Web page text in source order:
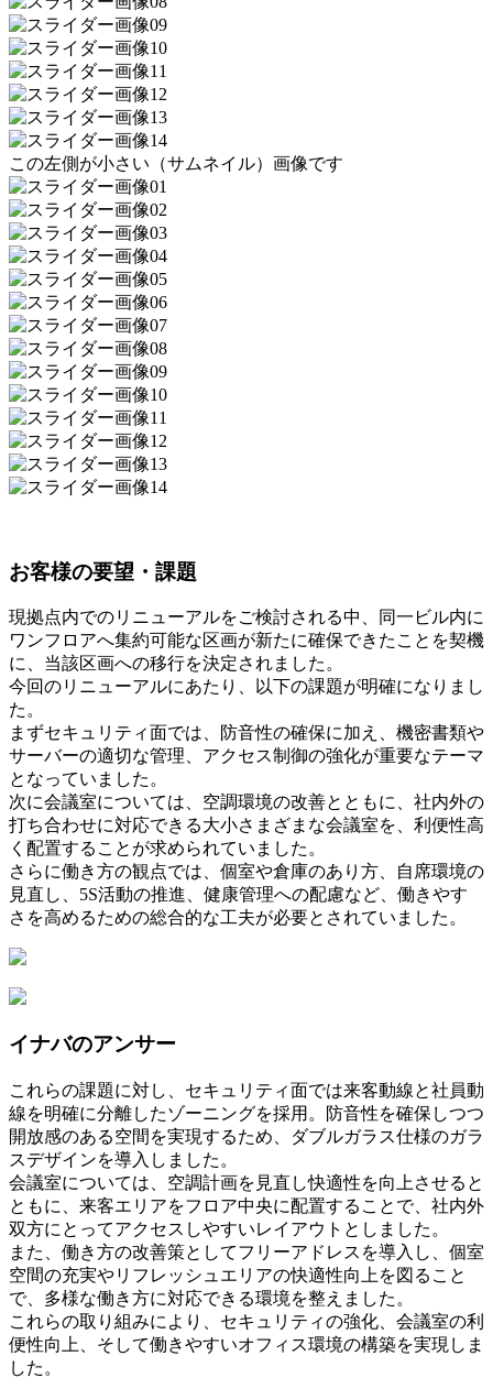
この左側が小さい（サムネイル）画像です
お客様の要望・課題
現拠点内でのリニューアルをご検討される中、同一ビル内に
ワンフロアへ集約可能な区画が新たに確保できたことを契機
に、当該区画への移行を決定されました。
今回のリニューアルにあたり、以下の課題が明確になりまし
た。
まずセキュリティ面では、防音性の確保に加え、機密書類や
サーバーの適切な管理、アクセス制御の強化が重要なテーマ
となっていました。
次に会議室については、空調環境の改善とともに、社内外の
打ち合わせに対応できる大小さまざまな会議室を、利便性高
く配置することが求められていました。
さらに働き方の観点では、個室や倉庫のあり方、自席環境の
見直し、5S活動の推進、健康管理への配慮など、働きやす
さを高めるための総合的な工夫が必要とされていました。
イナバのアンサー
これらの課題に対し、セキュリティ面では来客動線と社員動
線を明確に分離したゾーニングを採用。防音性を確保しつつ
開放感のある空間を実現するため、ダブルガラス仕様のガラ
スデザインを導入しました。
会議室については、空調計画を見直し快適性を向上させると
ともに、来客エリアをフロア中央に配置することで、社内外
双方にとってアクセスしやすいレイアウトとしました。
また、働き方の改善策としてフリーアドレスを導入し、個室
空間の充実やリフレッシュエリアの快適性向上を図ること
で、多様な働き方に対応できる環境を整えました。
これらの取り組みにより、セキュリティの強化、会議室の利
便性向上、そして働きやすいオフィス環境の構築を実現しま
した。